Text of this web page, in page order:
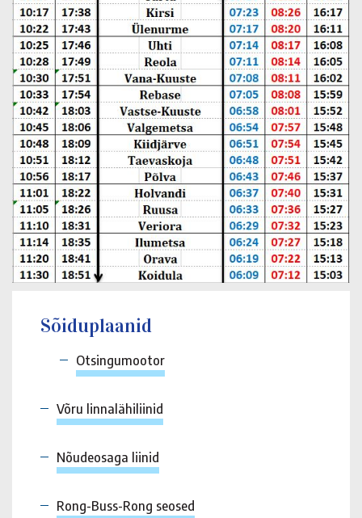
Sõiduplaanid
Otsingumootor
Võru linnalähiliinid
Nõudeosaga liinid
Rong-Buss-Rong seosed